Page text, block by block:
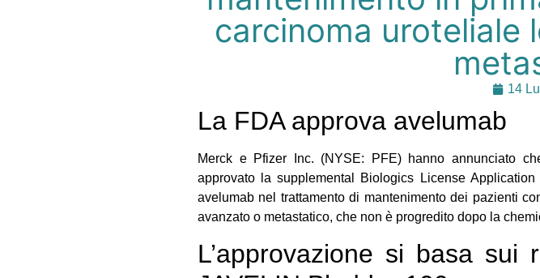
carcinoma uroteliale
14
La FDA approva avelumab
Merck e Pfizer Inc. (NYSE: PFE) hanno annunciato
approvato la supplemental Biologics License
avelumab nel trattamento di mantenimento dei pazienti
avanzato o metastatico, che non è progredito dopo la
L’approvazione si basa